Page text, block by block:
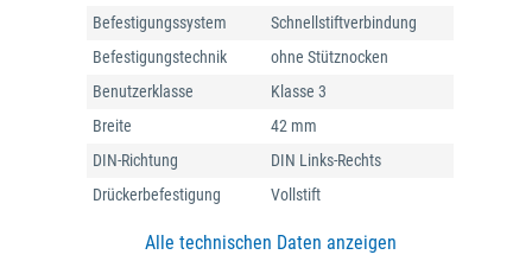
Befestigungssystem
Schnellstiftverbindung
Befestigungstechnik
ohne Stütznocken
Benutzerklasse
Klasse 3
Breite
42 mm
DIN-Richtung
DIN Links-Rechts
Drückerbefestigung
Vollstift
Alle technischen Daten anzeigen